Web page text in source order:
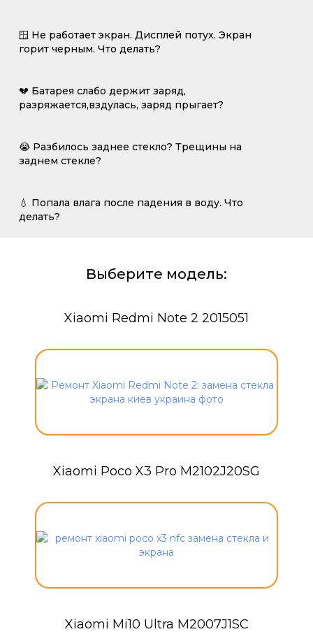
🪟 Не работает экран. Дисплей потух. Экран
горит черным. Что делать?
💔 Батарея слабо держит заряд,
разряжается,вздулась, заряд прыгает?
😭 Разбилось заднее стекло? Трещины на
заднем стекле?
💧 Попала влага после падения в воду. Что
делать?
Выберите модель:
Xiaomi Redmi Note 2 2015051
Xiaomi Poco X3 Pro M2102J20SG
Xiaomi Mi10 Ultra M2007J1SC